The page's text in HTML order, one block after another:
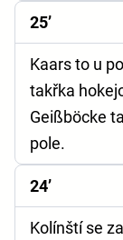
25’
Kaars to u
takřka
Geißböcke
pole.
24’
Kolínští se